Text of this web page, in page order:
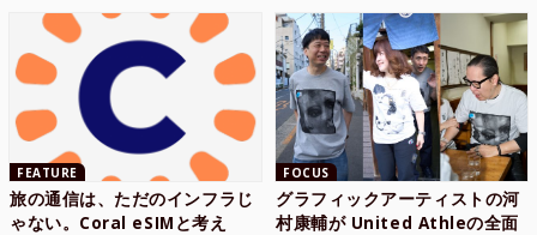
FEATURE
旅の通信は、ただのインフラじ
ゃない。Coral eSIMと考え
FOCUS
グラフィックアーティストの河
村康輔が United Athleの全面